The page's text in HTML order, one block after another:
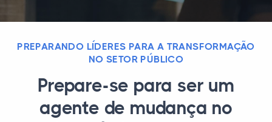
PREPARANDO LÍDERES PARA A TRANSFORMAÇÃO
NO SETOR PÚBLICO
Prepare-se para ser um
agente de mudança no